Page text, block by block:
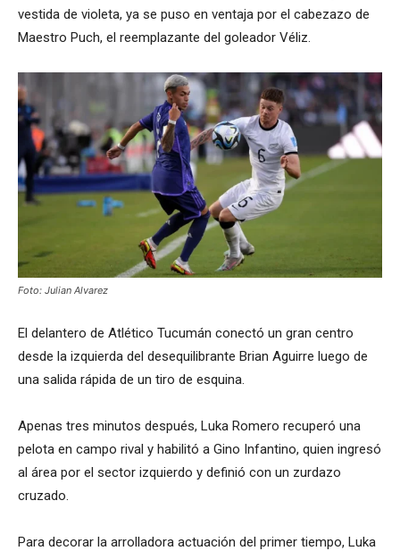
vestida de violeta, ya se puso en ventaja por el cabezazo de
Maestro Puch, el reemplazante del goleador Véliz.
Foto: Julian Alvarez
El delantero de Atlético Tucumán conectó un gran centro
desde la izquierda del desequilibrante Brian Aguirre luego de
una salida rápida de un tiro de esquina.
Apenas tres minutos después, Luka Romero recuperó una
pelota en campo rival y habilitó a Gino Infantino, quien ingresó
al área por el sector izquierdo y definió con un zurdazo
cruzado.
Para decorar la arrolladora actuación del primer tiempo, Luka